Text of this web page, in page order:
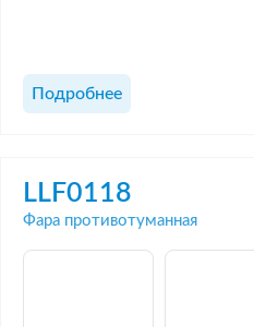
Подробнее
LLF0118
Фара противотуманная